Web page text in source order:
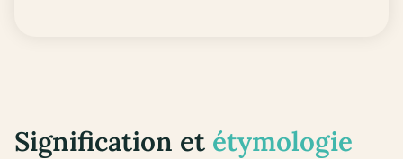
Signification et étymologie